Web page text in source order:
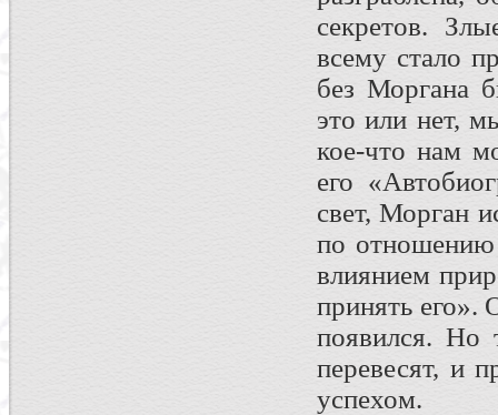
секретов.
всему стало
без Моргана
это или нет,
кое-что нам
его
свет, Морган
по
влиянием
принять его».
появился. Но
перевесят, и
успехом.